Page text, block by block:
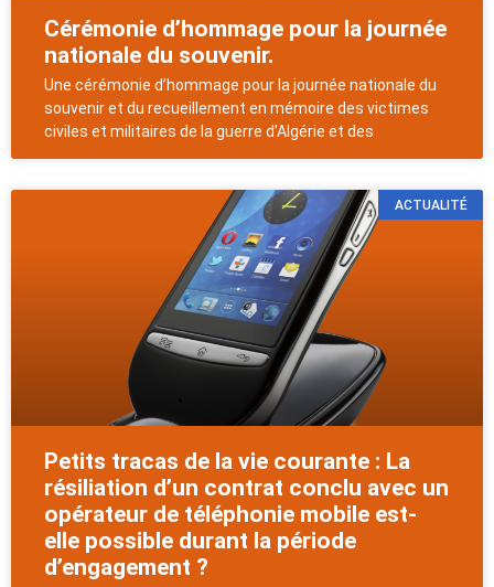
Cérémonie d’hommage pour la journée
nationale du souvenir.
Une cérémonie d’hommage pour la journée nationale du
souvenir et du recueillement en mémoire des victimes
civiles et militaires de la guerre d’Algérie et des
ACTUALITÉ
Petits tracas de la vie courante : La
résiliation d’un contrat conclu avec un
opérateur de téléphonie mobile est-
elle possible durant la période
d’engagement ?